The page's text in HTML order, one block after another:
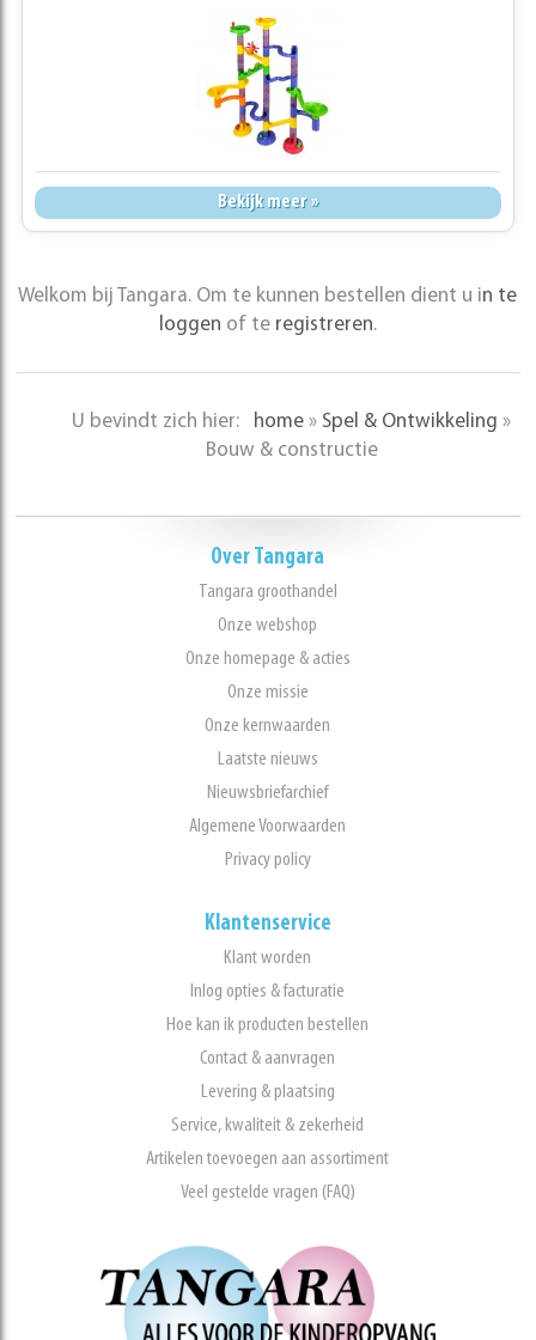
Bekijk meer »
Welkom bij Tangara. Om te kunnen bestellen dient u in te
loggen of te registreren.
U bevindt zich hier: home » Spel & Ontwikkeling »
Bouw & constructie
Over Tangara
Tangara groothandel
Onze webshop
Onze homepage & acties
Onze missie
Onze kernwaarden
Laatste nieuws
Nieuwsbriefarchief
Algemene Voorwaarden
Privacy policy
Klantenservice
Klant worden
Inlog opties & facturatie
Hoe kan ik producten bestellen
Contact & aanvragen
Levering & plaatsing
Service, kwaliteit & zekerheid
Artikelen toevoegen aan assortiment
Veel gestelde vragen (FAQ)